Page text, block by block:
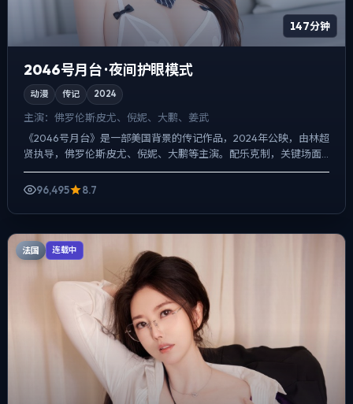
147分钟
2046号月台 · 夜间护眼模式
动漫 传记 2024
主演： 佛罗伦斯·皮尤、倪妮、大鹏、姜武
《2046号月台》是一部美国背景的传记作品，2024年公映，由林超
贤执导，佛罗伦斯·皮尤、倪妮、大鹏等主演。配乐克制，关键场面
反而以环境声托情绪，动作戏服务于叙事节点，每场打斗...
96,495
8.7
法国 连载中